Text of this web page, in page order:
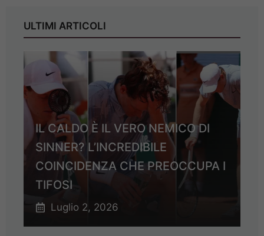
ULTIMI ARTICOLI
IL CALDO È IL VERO NEMICO DI
SINNER? L’INCREDIBILE
COINCIDENZA CHE PREOCCUPA I
TIFOSI
Luglio 2, 2026